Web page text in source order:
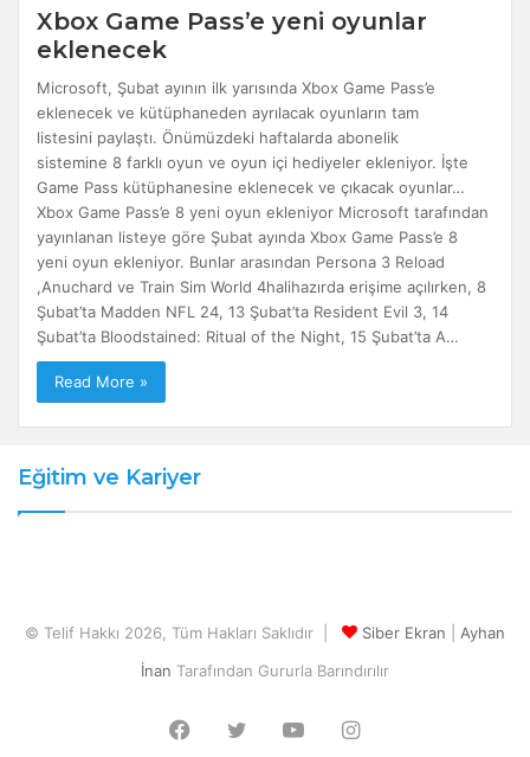
Xbox Game Pass’e yeni oyunlar
eklenecek
Microsoft, Şubat ayının ilk yarısında Xbox Game Pass’e
eklenecek ve kütüphaneden ayrılacak oyunların tam
listesini paylaştı. Önümüzdeki haftalarda abonelik
sistemine 8 farklı oyun ve oyun içi hediyeler ekleniyor. İşte
Game Pass kütüphanesine eklenecek ve çıkacak oyunlar…
Xbox Game Pass’e 8 yeni oyun ekleniyor Microsoft tarafından
yayınlanan listeye göre Şubat ayında Xbox Game Pass’e 8
yeni oyun ekleniyor. Bunlar arasından Persona 3 Reload
,Anuchard ve Train Sim World 4halihazırda erişime açılırken, 8
Şubat’ta Madden NFL 24, 13 Şubat’ta Resident Evil 3, 14
Şubat’ta Bloodstained: Ritual of the Night, 15 Şubat’ta A…
Read More »
Eğitim ve Kariyer
© Telif Hakkı 2026, Tüm Hakları Saklıdır | Siber Ekran
Ayhan
İnan Tarafından Gururla Barındırılır
Facebook
Twitter YouTubeInstagram